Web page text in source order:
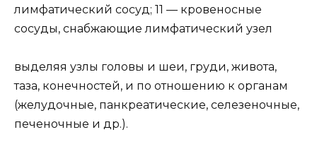
лимфатический сосуд; 11 — кровеносные
сосуды, снабжающие лимфатический узел
выделяя узлы головы и шеи, груди, живота,
таза, конечностей, и по отношению к органам
(желудочные, панкреатические, селезеночные,
печеночные и др.).